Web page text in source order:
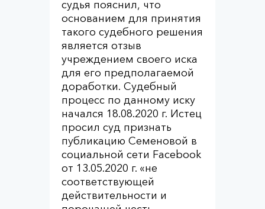
судья пояснил, что
основанием для принятия
такого судебного решения
является отзыв
учреждением своего иска
для его предполагаемой
доработки. Судебный
процесс по данному иску
начался 18.08.2020 г. Истец
просил суд признать
публикацию Семеновой в
социальной сети Facebook
от 13.05.2020 г. «не
соответствующей
действительности и